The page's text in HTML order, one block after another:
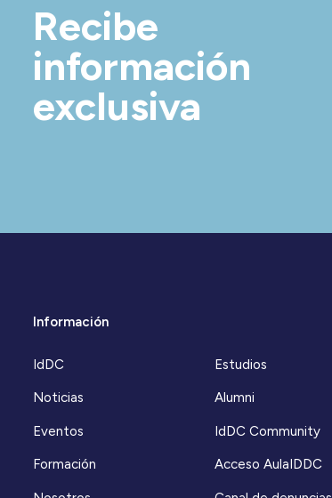
Recibe
información
exclusiva
Información
IdDC
Noticias
Eventos
Formación
Estudios
Alumni
IdDC Community
Acceso AulaIDDC